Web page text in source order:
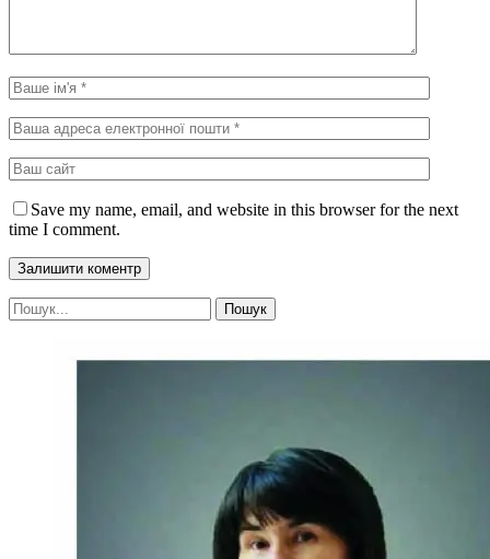
Save my name, email, and website in this browser for the next
time I comment.